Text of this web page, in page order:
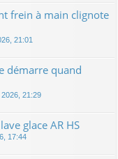
frein à main clignote
21:01
démarre quand
21:29
glace AR HS
17:44